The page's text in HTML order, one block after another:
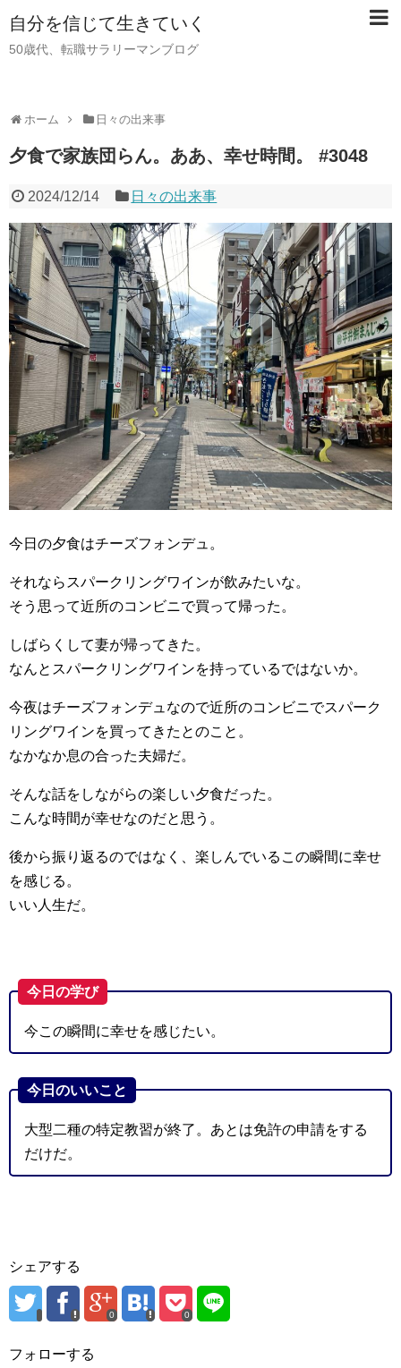
自分を信じて生きていく
50歳代、転職サラリーマンブログ
ホーム 日々の出来事
夕食で家族団らん。ああ、幸せ時間。 #3048
2024/12/14 日々の出来事
今日の夕食はチーズフォンデュ。
それならスパークリングワインが飲みたいな。
そう思って近所のコンビニで買って帰った。
しばらくして妻が帰ってきた。
なんとスパークリングワインを持っているではないか。
今夜はチーズフォンデュなので近所のコンビニでスパーク
リングワインを買ってきたとのこと。
なかなか息の合った夫婦だ。
そんな話をしながらの楽しい夕食だった。
こんな時間が幸せなのだと思う。
後から振り返るのではなく、楽しんでいるこの瞬間に幸せ
を感じる。
いい人生だ。
今日の学び
今この瞬間に幸せを感じたい。
今日のいいこと
大型二種の特定教習が終了。あとは免許の申請をする
だけだ。
シェアする
0 0
フォローする